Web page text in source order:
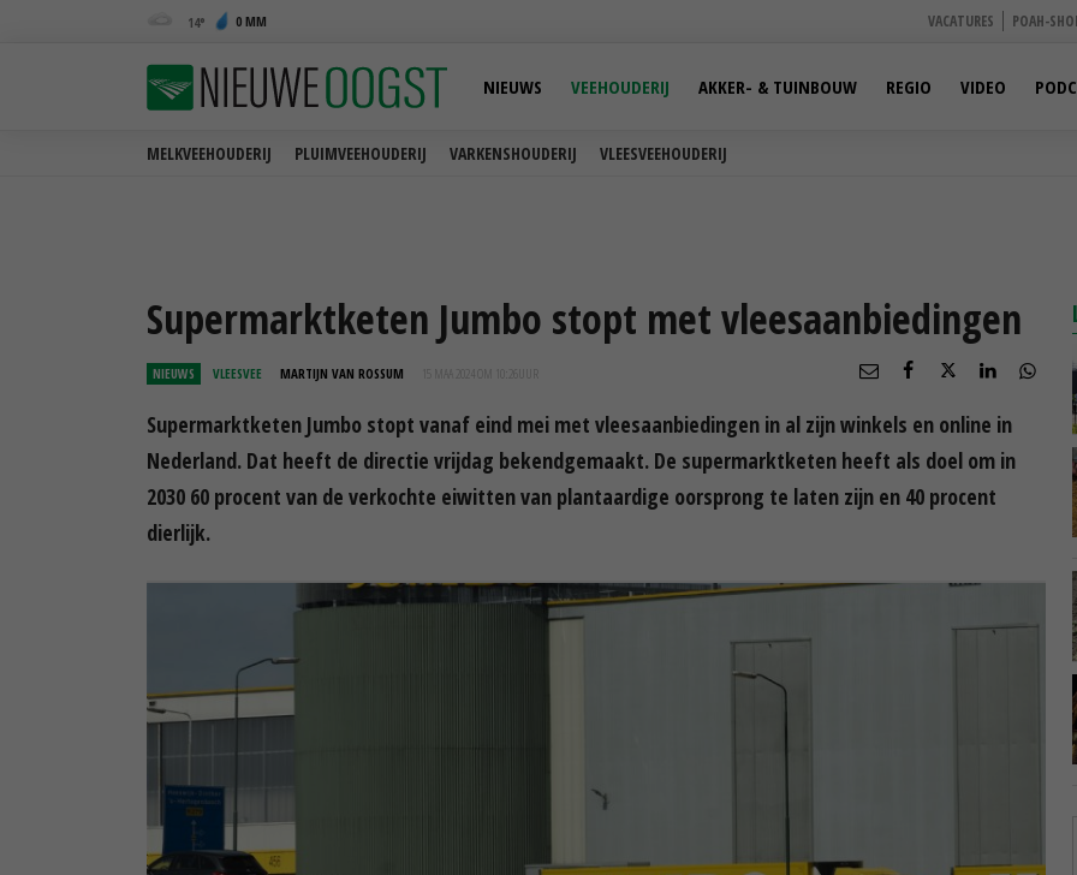
14 0 MM VACATURES POAH-
MELKVEEHOUDERIJ PLUIMVEEHOUDERIJ VARKENSHOUDERIJ VLEESVEEHOUDERIJ
NIEUWS VEEHOUDERIJ AKKER- & TUINBOUW REGIO VIDEO
Supermarktketen Jumbo stopt met vleesaanbiedingen
NIEUWS VLEESVEE MARTIJN VAN ROSSUM 15 MAA 2024 OM 10:26
Supermarktketen Jumbo stopt vanaf eind mei met vleesaanbiedingen in al zijn winkels en online in
Nederland. Dat heeft de directie vrijdag bekendgemaakt. De supermarktketen heeft als doel om in
2030 60 procent van de verkochte eiwitten van plantaardige oorsprong te laten zijn en 40 procent
dierlijk.